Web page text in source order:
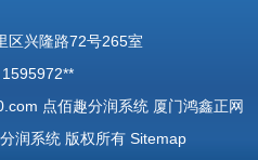
区兴隆路72号265室
点佰趣分润系统 厦门鸿鑫正网
润系统 版权所有 Sitemap